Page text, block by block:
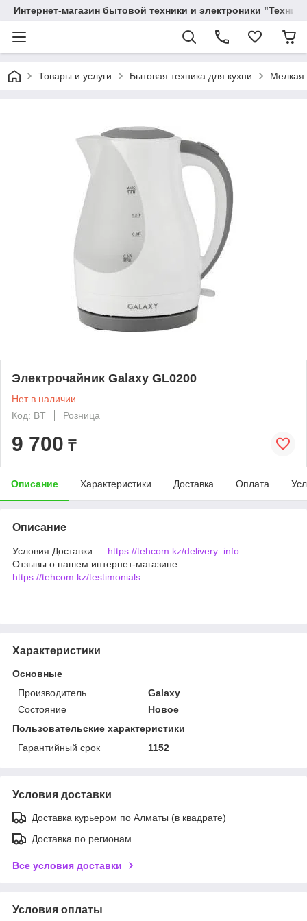
Интернет-магазин бытовой техники и электроники
Товары и услуги Бытовая техника для кухни Мелкая
Электрочайник Galaxy GL0200
Нет в наличии
Код: BT
Розница
9 700 ₸
Описание Характеристики Доставка Оплата
Описание
Условия Доставки — https://tehcom.kz/delivery_info
Отзывы о нашем интернет-магазине —
https://tehcom.kz/testimonials
Характеристики
Основные
Производитель
Galaxy
Состояние
Новое
Пользовательские характеристики
Гарантийный срок
1152
Условия доставки
Доставка курьером по Алматы (в квадрате)
Доставка по регионам
Все условия доставки
Условия оплаты